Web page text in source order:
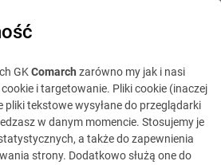
GKComarch zarówno my jak i nasi
i targetowanie. Pliki cookie (inaczej
pliki tekstowe wysyłane do przeglądarki
w danym momencie. Stosujemy je
a także do zapewnienia
strony. Dodatkowo służą one do